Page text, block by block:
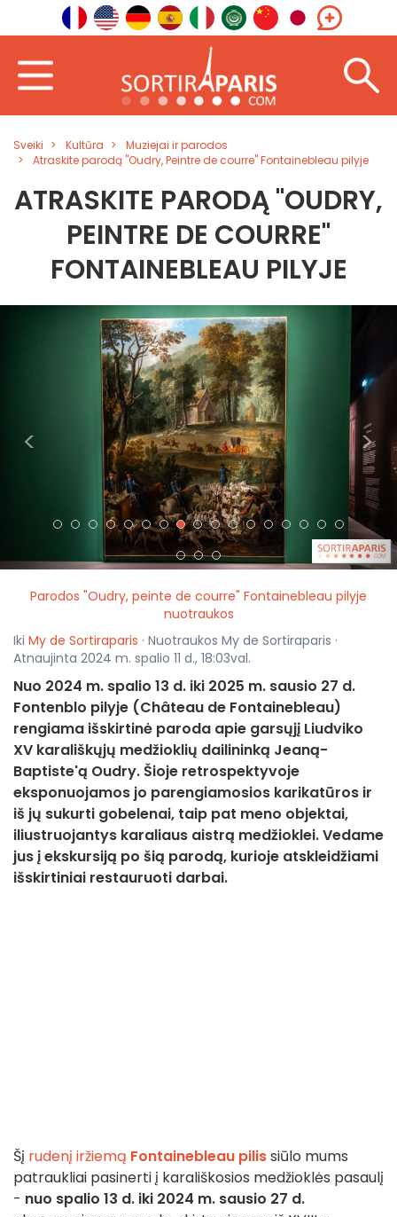
Sveiki Kultūra
Muziejai ir parodos
Atraskite parodą "Oudry, Peintre de courre" Fontainebleau pilyje
ATRASKITE PARODĄ "OUDRY,
PEINTRE DE COURRE"
FONTAINEBLEAU PILYJE
< >
Parodos "Oudry, peinte de courre" Fontainebleau pilyje
nuotraukos
Iki My de Sortiraparis · Nuotraukos My de Sortiraparis ·
Atnaujinta 2024 m. spalio 11 d., 18:03val.
Nuo 2024 m. spalio 13 d. iki 2025 m. sausio 27 d.
Fontenblo pilyje (Château de Fontainebleau)
rengiama išskirtinė paroda apie garsųjį Liudviko
XV karališkųjų medžioklių dailininką Jeaną-
Baptiste'ą Oudry. Šioje retrospektyvoje
eksponuojamos jo parengiamosios karikatūros ir
iš jų sukurti gobelenai, taip pat meno objektai,
iliustruojantys karaliaus aistrą medžioklei. Vedame
jus į ekskursiją po šią parodą, kurioje atskleidžiami
išskirtiniai restauruoti darbai.
Šį rudenį iržiemą Fontainebleau pilissiūlo mums
patraukliai pasinerti į karališkosios medžioklės pasaulį
- nuo spalio 13 d. iki 2024 m. sausio 27 d.